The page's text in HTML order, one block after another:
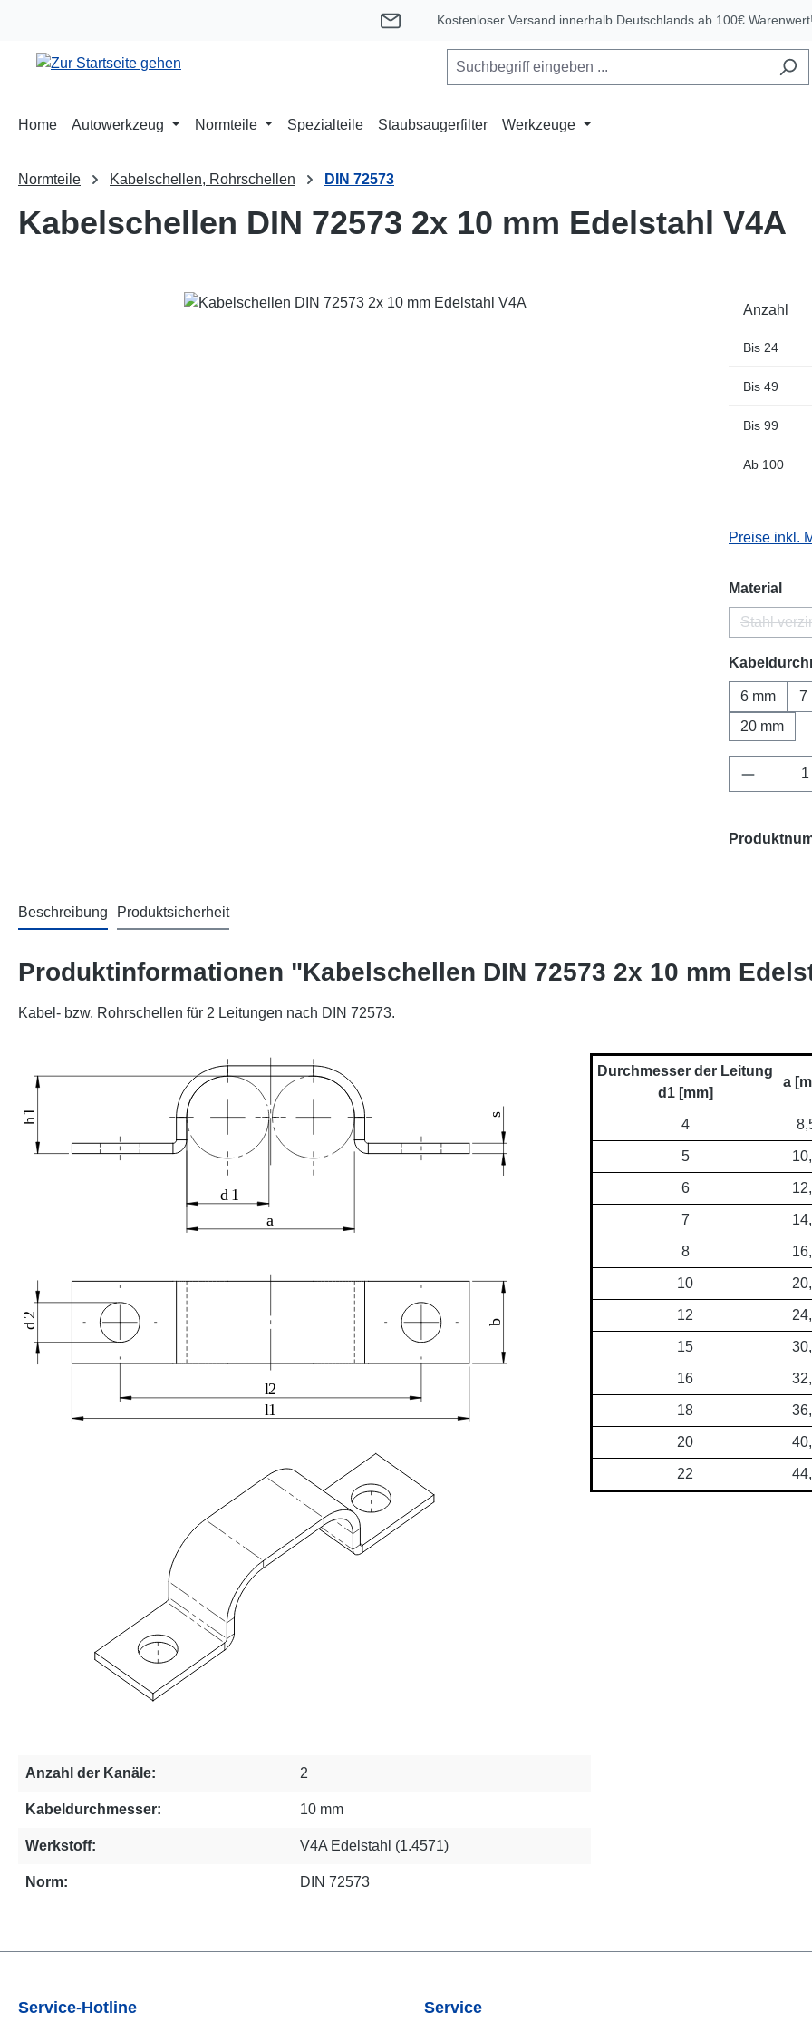
Kostenloser Versand innerhalb Deutschlands ab 100€ Warenwert!
Home Autowerkzeug Normteile Spezialteile Staubsaugerfilter Werkzeuge
Normteile Kabelschellen, Rohrschellen DIN 72573
Kabelschellen DIN 72573 2x 10 mm Edelstahl V4A
Bildergalerie überspringen
Anzahl
Bis 24
Bis 49
Bis 99
Ab 100
Preise inkl.
Material
Stahl
6 mm 7
20 mm
Beschreibung Produktsicherheit
Produktinformationen "Kabelschellen DIN 72573 2x 10 mm
Kabel- bzw. Rohrschellen für 2 Leitungen nach DIN 72573.
Durchmesser der Leitung
d1 [mm]
a
4
5
6
7
8
10
12
15
16
18
20
22
Anzahl der Kanäle: 2
Kabeldurchmesser: 10 mm
Werkstoff: V4A Edelstahl (1.4571)
Norm: DIN 72573
Service-Hotline Service